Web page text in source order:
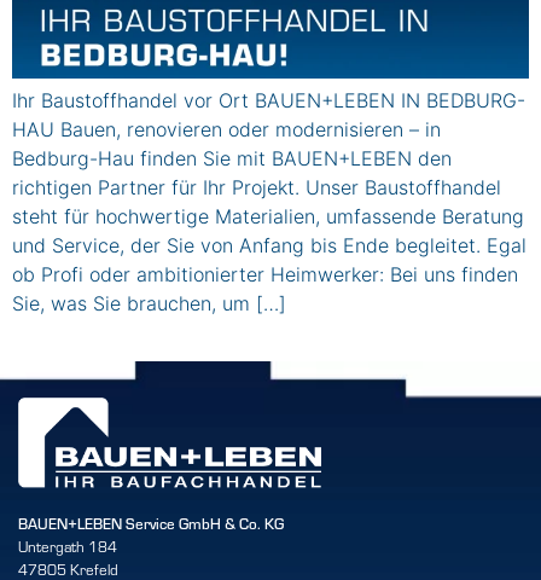
Ihr Baustoffhandel vor Ort BAUEN+LEBEN IN BEDBURG-
HAU Bauen, renovieren oder modernisieren – in
Bedburg-Hau finden Sie mit BAUEN+LEBEN den
richtigen Partner für Ihr Projekt. Unser Baustoffhandel
steht für hochwertige Materialien, umfassende Beratung
und Service, der Sie von Anfang bis Ende begleitet. Egal
ob Profi oder ambitionierter Heimwerker: Bei uns finden
Sie, was Sie brauchen, um […]
BAUEN+LEBEN Service GmbH & Co. KG
Untergath 184
47805 Krefeld